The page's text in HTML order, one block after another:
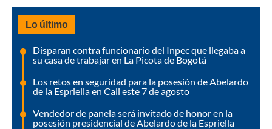
Lo último
Disparan contra funcionario del Inpec que llegaba a
su casa de trabajar en La Picota de Bogotá
Los retos en seguridad para la posesión de Abelardo
de la Espriella en Cali este 7 de agosto
Vendedor de panela será invitado de honor en la
posesión presidencial de Abelardo de la Espriella